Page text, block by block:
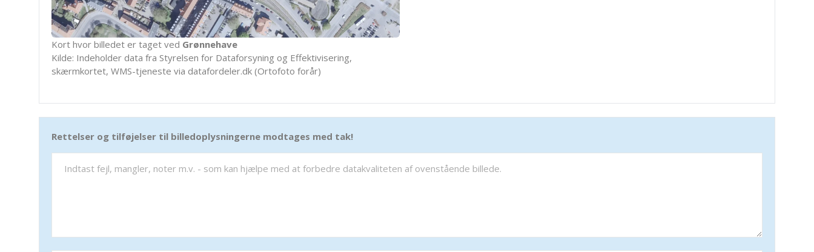
Kort hvor billedet er taget ved Grønnehave
Kilde: Indeholder data fra Styrelsen for Dataforsyning og Effektivisering,
skærmkortet, WMS-tjeneste via datafordeler.dk (Ortofoto forår)
Rettelser og tilføjelser til billedoplysningerne modtages med tak!